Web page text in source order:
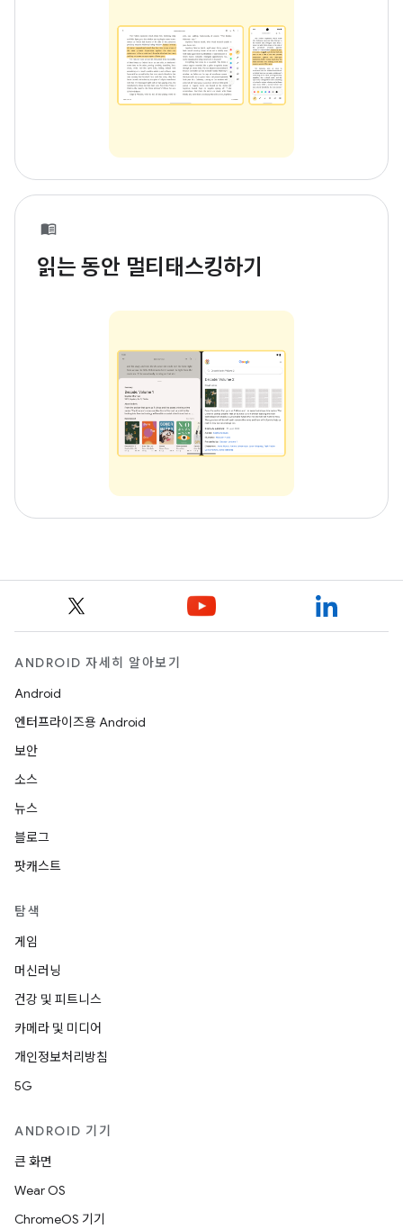
읽는 동안 멀티태스킹하기
ANDROID 자세히 알아보기
Android
엔터프라이즈용 Android
보안
소스
뉴스
블로그
팟캐스트
탐색
게임
머신러닝
건강 및 피트니스
카메라 및 미디어
개인정보처리방침
5G
ANDROID 기기
큰 화면
Wear OS
ChromeOS 기기